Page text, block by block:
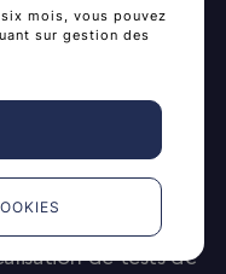
et traduits
d’information
de tests de
mois, vous pouvez
sur gestion des